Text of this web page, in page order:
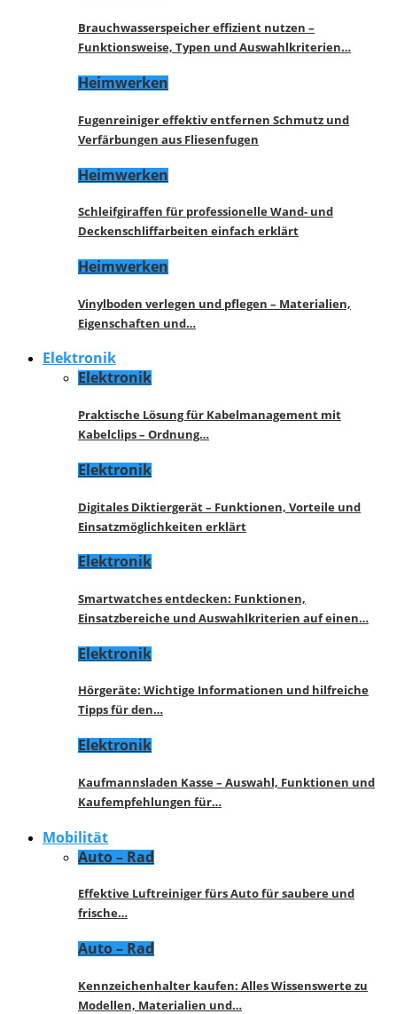
Brauchwasserspeicher effizient nutzen –
Funktionsweise, Typen und Auswahlkriterien…
Heimwerken
Fugenreiniger effektiv entfernen Schmutz und
Verfärbungen aus Fliesenfugen
Heimwerken
Schleifgiraffen für professionelle Wand- und
Deckenschliffarbeiten einfach erklärt
Heimwerken
Vinylboden verlegen und pflegen – Materialien,
Eigenschaften und…
Elektronik
Elektronik
Praktische Lösung für Kabelmanagement mit
Kabelclips – Ordnung…
Elektronik
Digitales Diktiergerät – Funktionen, Vorteile und
Einsatzmöglichkeiten erklärt
Elektronik
Smartwatches entdecken: Funktionen,
Einsatzbereiche und Auswahlkriterien auf einen…
Elektronik
Hörgeräte: Wichtige Informationen und hilfreiche
Tipps für den…
Elektronik
Kaufmannsladen Kasse – Auswahl, Funktionen und
Kaufempfehlungen für…
Mobilität
Auto – Rad
Effektive Luftreiniger fürs Auto für saubere und
frische…
Auto – Rad
Kennzeichenhalter kaufen: Alles Wissenswerte zu
Modellen, Materialien und…